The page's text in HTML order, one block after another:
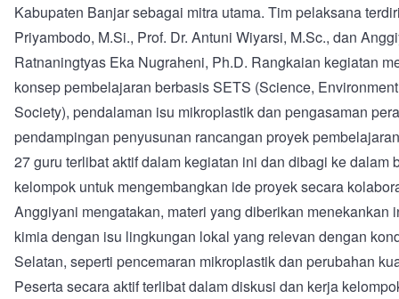
Kabupaten Banjar sebagai mitra utama. Tim pelaksana
Priyambodo, M.Si., Prof. Dr. Antuni Wiyarsi, M.Sc., dan
Ratnaningtyas Eka Nugraheni, Ph.D. Rangkaian kegiatan
konsep pembelajaran berbasis SETS (Science,
Society), pendalaman isu mikroplastik dan pengasaman
pendampingan penyusunan rancangan proyek
27 guru terlibat aktif dalam kegiatan ini dan dibagi ke dalam
kelompok untuk mengembangkan ide proyek secara
Anggiyani mengatakan, materi yang diberikan menekankan
kimia dengan isu lingkungan lokal yang relevan dengan
Selatan, seperti pencemaran mikroplastik dan perubahan
Peserta secara aktif terlibat dalam diskusi dan kerja